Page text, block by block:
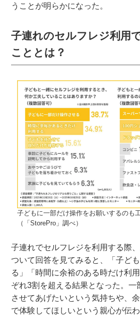
うことが明らかになった。
子連れのセルフレジ利用
こととは？
子どもに一部だけ操作をお願いするのも
（「StorePro」調べ）
子連れでセルフレジを利用する際
ついて回答を見てみると、「子ど
る」「時間に余裕のある時だけ利
ぞれ3割を超える結果となった。一
させてあげたいという気持ちや、
で体験してほしいという親心が伝わ